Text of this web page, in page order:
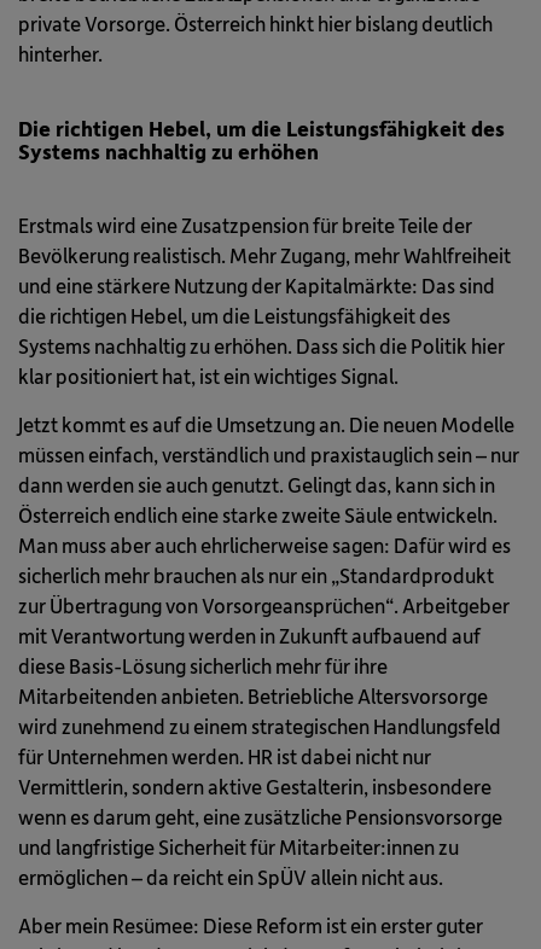
private Vorsorge. Österreich hinkt hier bislang deutlich
hinterher.
Die richtigen Hebel, um die Leistungsfähigkeit des
Systems nachhaltig zu erhöhen
Erstmals wird eine Zusatzpension für breite Teile der
Bevölkerung realistisch. Mehr Zugang, mehr Wahlfreiheit
und eine stärkere Nutzung der Kapitalmärkte: Das sind
die richtigen Hebel, um die Leistungsfähigkeit des
Systems nachhaltig zu erhöhen. Dass sich die Politik hier
klar positioniert hat, ist ein wichtiges Signal.
Jetzt kommt es auf die Umsetzung an. Die neuen Modelle
müssen einfach, verständlich und praxistauglich sein – nur
dann werden sie auch genutzt. Gelingt das, kann sich in
Österreich endlich eine starke zweite Säule entwickeln.
Man muss aber auch ehrlicherweise sagen: Dafür wird es
sicherlich mehr brauchen als nur ein „Standardprodukt
zur Übertragung von Vorsorgeansprüchen“. Arbeitgeber
mit Verantwortung werden in Zukunft aufbauend auf
diese Basis-Lösung sicherlich mehr für ihre
Mitarbeitenden anbieten. Betriebliche Altersvorsorge
wird zunehmend zu einem strategischen Handlungsfeld
für Unternehmen werden. HR ist dabei nicht nur
Vermittlerin, sondern aktive Gestalterin, insbesondere
wenn es darum geht, eine zusätzliche Pensionsvorsorge
und langfristige Sicherheit für Mitarbeiter:innen zu
ermöglichen – da reicht ein SpÜV allein nicht aus.
Aber mein Resümee: Diese Reform ist ein erster guter